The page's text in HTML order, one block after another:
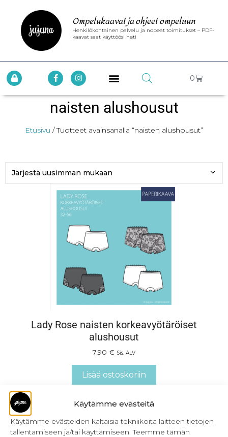
Käytämme evästeitä
Käytämme evästeiden kaltaisia tekniikoita laitteen tietojen
tallentamiseen ja/tai käyttämiseen. Teemme tämän
Ompelukaavat ja ohjeet ompeluun
Henkilökohtainen palvelu ja nopeat toimitukset – PDF-
kaavat saat käyttöösi heti
0
naisten alushousut
Etusivu / Tuotteet avainsanalla “naisten alushousut”
Lady Rose naisten korkeavyötäröiset
alushousut
7,90 € Sis. ALV
Lisää ostoskoriin